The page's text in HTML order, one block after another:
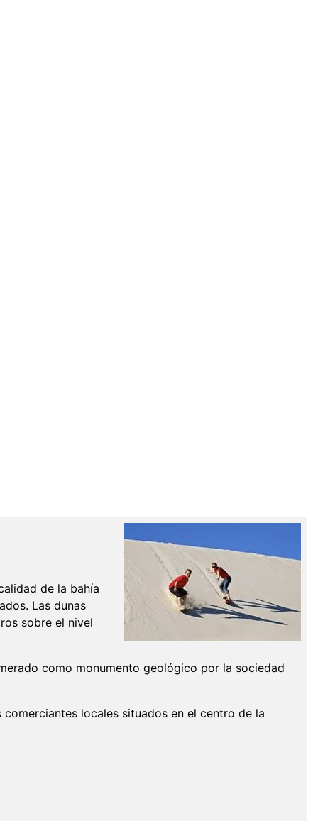
de la bahía
Las dunas
sobre el nivel
como monumento geológico por la sociedad
locales situados en el centro de la